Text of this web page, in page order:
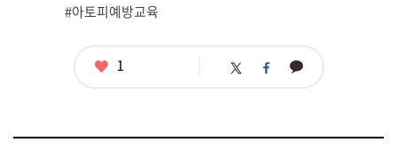
#아토피예방교육
좋
1 트 페 카